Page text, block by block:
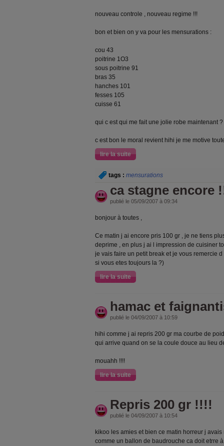
nouveau controle , nouveau regime !!!
bon et bien on y va pour les mensurations :
cou 43
poitrine 1O3
sous poitrine 91
bras 35
hanches 101
fesses 105
cuisse 61
qui c est qui me fait une jolie robe maintenant ?
c est bon le moral revient hihi je me motive
lire la suite
tags : mensurations
ca stagne encore
publié le 05/09/2007 à 09:34
bonjour à toutes ,
Ce matin j ai encore pris 100 gr , je ne tiens
deprime , en plus j ai l impression de cuisiner
je vais faire un petit break et je vous remercie
si vous etes toujours la ?)
lire la suite
hamac et
publié le 04/09/2007 à 10:59
hihi comme j ai repris 200 gr ma courbe de
qui arrive quand on se la coule douce au lieu
mouahh !!!!
lire la suite
Repris 200 gr !!!!
publié le 04/09/2007 à 10:54
kikoo les amies et bien ce matin horreur j
comme un ballon de baudrouche ca doit etrre